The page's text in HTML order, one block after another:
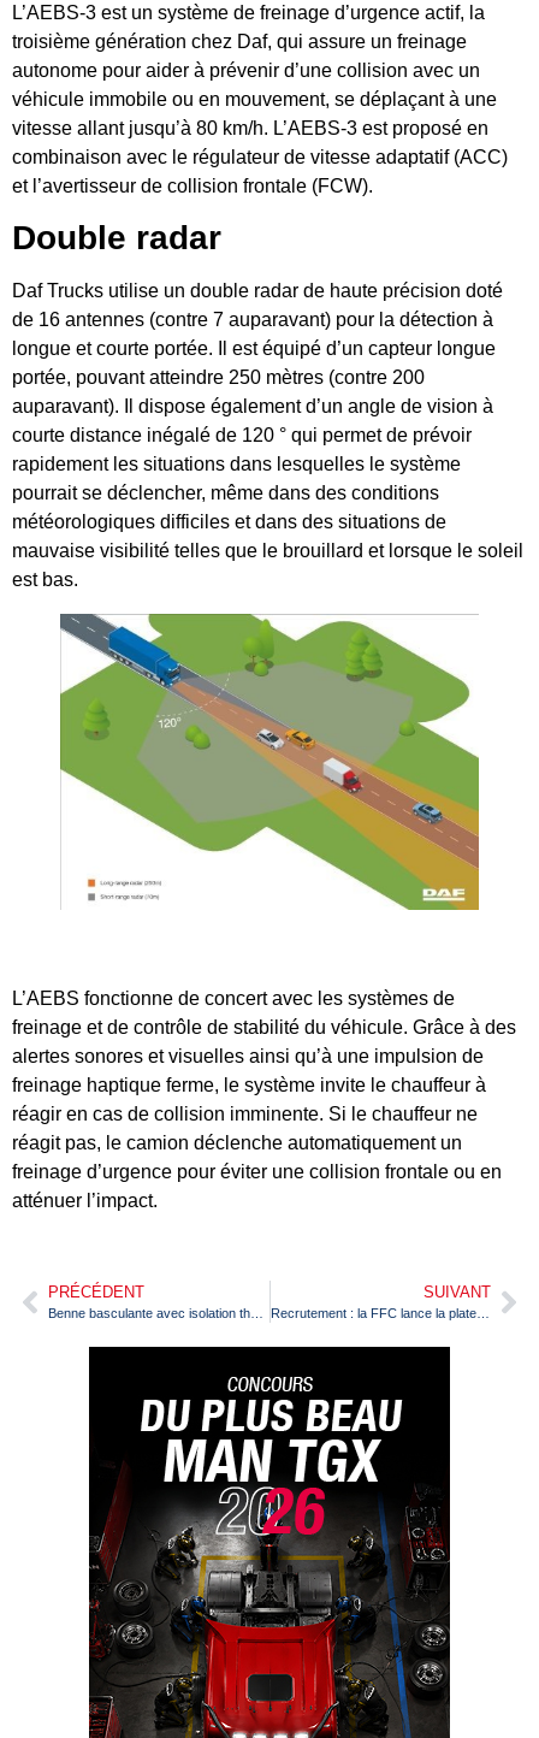
L’AEBS-3 est un système de freinage d’urgence actif, la
troisième génération chez Daf, qui assure un freinage
autonome pour aider à prévenir d’une collision avec un
véhicule immobile ou en mouvement, se déplaçant à une
vitesse allant jusqu’à 80 km/h. L’AEBS-3 est proposé en
combinaison avec le régulateur de vitesse adaptatif (ACC)
et l’avertisseur de collision frontale (FCW).
Double radar
Daf Trucks utilise un double radar de haute précision doté
de 16 antennes (contre 7 auparavant) pour la détection à
longue et courte portée. Il est équipé d’un capteur longue
portée, pouvant atteindre 250 mètres (contre 200
auparavant). Il dispose également d’un angle de vision à
courte distance inégalé de 120 ° qui permet de prévoir
rapidement les situations dans lesquelles le système
pourrait se déclencher, même dans des conditions
météorologiques difficiles et dans des situations de
mauvaise visibilité telles que le brouillard et lorsque le soleil
est bas.
L’AEBS fonctionne de concert avec les systèmes de
freinage et de contrôle de stabilité du véhicule. Grâce à des
alertes sonores et visuelles ainsi qu’à une impulsion de
freinage haptique ferme, le système invite le chauffeur à
réagir en cas de collision imminente. Si le chauffeur ne
réagit pas, le camion déclenche automatiquement un
freinage d’urgence pour éviter une collision frontale ou en
atténuer l’impact.
PRÉCÉDENT SUIVANT
Recrutement : la FFC lance la plateforme d’emploi en ligne MobiliJob